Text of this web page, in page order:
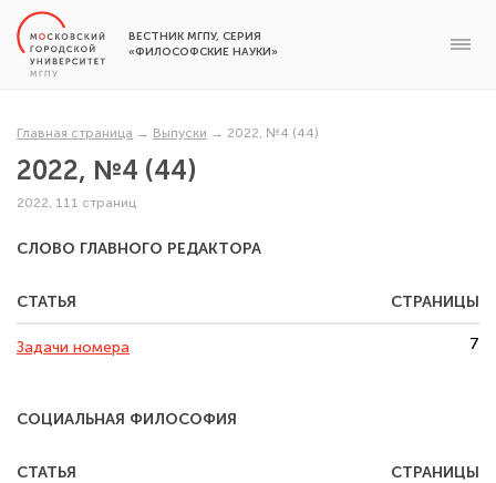
ВЕСТНИК МГПУ, СЕРИЯ
«ФИЛОСОФСКИЕ НАУКИ»
Главная страница → Выпуски → 2022, №4 (44)
2022, №4 (44)
2022, 111 страниц
СЛОВО ГЛАВНОГО РЕДАКТОРА
СТАТЬЯ СТРАНИЦЫ
Задачи номера 7
СОЦИАЛЬНАЯ ФИЛОСОФИЯ
СТАТЬЯ СТРАНИЦЫ